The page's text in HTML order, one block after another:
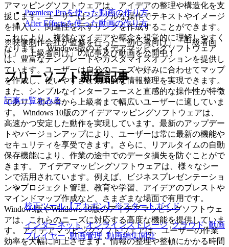
アマッピングソフトウェアは、アイデアの整理や構造化を支
援します。ユーザーはシンプルな操作でテキストやイメージ
を挿入し、関連性を示すリンクを作成することができます。
これにより、複雑なアイデアや概念を視覚的に理解しやすく
なります。 Windows版のアイデアマッピングソフトウェア
は、豊富なテンプレートやカスタマイズオプションを提供し
ています。ユーザーは自分のニーズや好みに合わせてマップ
を作成し、使いやすさと効果的な情報整理を実現できます。
また、シンプルなインターフェースと直感的な操作性が特徴
であり、初心者から上級者まで幅広いユーザーに適していま
す。 Windows 10版のアイデアマッピングソフトウェアは、
高速かつ安定した動作を実現しています。最新のアップデー
トやバージョンアップにより、ユーザーは常に最新の機能や
セキュリティを享受できます。さらに、リアルタイムの自動
保存機能により、作業の途中でのデータ損失を防ぐことがで
きます。 アイデアマッピングソフトウェアは、様々なシー
ンで活用されています。例えば、ビジネスプレゼンテーショ
ンやプロジェクト管理、教育や学習、アイデアのブレストや
マインドマップ作成など、さまざまな場面で有用です。
Windows版やWindows 10版のアイデアマッピングソフトウェ
アは、これらのニーズに対応する高度な機能を提供していま
す。 アイデアマッピングソフトウェアは、ユーザーの作業
効率を大幅に向上させます。情報の整理や整頓にかかる時間
Premiere Proを使った動画の作り方
After Effectsを使った動画の作り方
※映像制作会社が監修を行った「初心者向け」「中級者向
け」「上級者向け」の記事及び動画を公開中！
フリーソフト新着記事
記事一覧をみる
校正ツール【アカポン】※スタートガイド
インターネット ,オンラインストレージ ,クラウド,動画
プレイヤー,動画管理 ,動画編集関連